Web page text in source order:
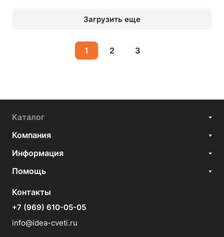
Загрузить еще
1 2 3
Каталог
Компания
Информация
Помощь
Контакты
+7 (969) 610-05-05
info@idea-cveti.ru